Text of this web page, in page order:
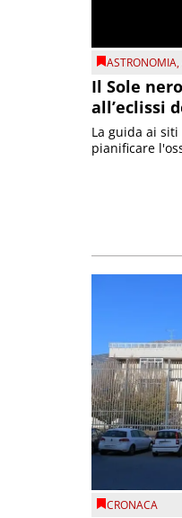
ASTRONOMIA,
Il Sole
all’eclissi
La guida ai
pianificare
CRONACA